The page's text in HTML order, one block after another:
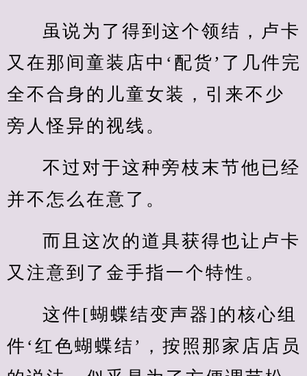
虽说为了得到这个领结，卢卡
又在那间童装店中‘配货’了几件完
全不合身的儿童女装，引来不少
旁人怪异的视线。
不过对于这种旁枝末节他已经
并不怎么在意了。
而且这次的道具获得也让卢卡
又注意到了金手指一个特性。
这件[蝴蝶结变声器]的核心组
件‘红色蝴蝶结’，按照那家店店员